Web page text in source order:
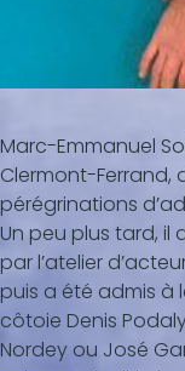
Marc-Emmanuel
Clermont-Ferrand,
pérégrinations
Un peu plus tard, il
par l’atelier
puis a été admis à
côtoie Denis
Nordey ou José